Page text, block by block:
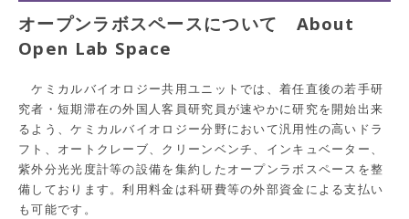
オープンラボスペースについて About
Open Lab Space
ケミカルバイオロジー共用ユニットでは、着任直後の若手研
究者・短期滞在の外国人客員研究員が速やかに研究を開始出来
るよう、ケミカルバイオロジー分野において汎用性の高いドラ
フト、オートクレーブ、クリーンベンチ、インキュベーター、
紫外分光光度計等の設備を集約したオープンラボスペースを整
備しております。利用料金は科研費等の外部資金による支払い
も可能です。